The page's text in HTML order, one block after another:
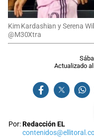
Kim Kardashian y Serena
@M30Xtra
Actualizado al
Por:Redacción EL